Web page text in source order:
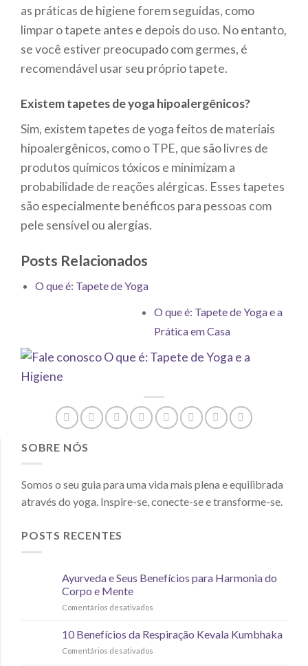
as práticas de higiene forem seguidas, como
limpar o tapete antes e depois do uso. No entanto,
se você estiver preocupado com germes, é
recomendável usar seu próprio tapete.
Existem tapetes de yoga hipoalergênicos?
Sim, existem tapetes de yoga feitos de materiais
hipoalergênicos, como o TPE, que são livres de
produtos químicos tóxicos e minimizam a
probabilidade de reações alérgicas. Esses tapetes
são especialmente benéficos para pessoas com
pele sensível ou alergias.
Posts Relacionados
O que é: Tapete de Yoga
O que é: Tapete de Yoga e a
Prática em Casa
SOBRE NÓS
Somos o seu guia para uma vida mais plena e equilibrada
através do yoga. Inspire-se, conecte-se e transforme-se.
POSTS RECENTES
Ayurveda e Seus Benefícios para Harmonia do
Corpo e Mente
Comentários desativados
10 Benefícios da Respiração Kevala Kumbhaka
Comentários desativados